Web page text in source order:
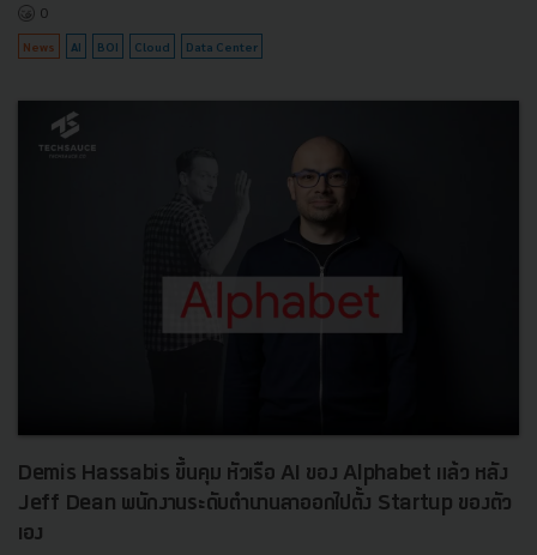
0
News AI BOI Cloud Data Center
Demis Hassabis ขึ้นคุม หัวเรือ AI ของ Alphabet แล้ว หลัง
Jeff Dean พนักงานระดับตำนานลาออกไปตั้ง Startup ของตัว
เอง